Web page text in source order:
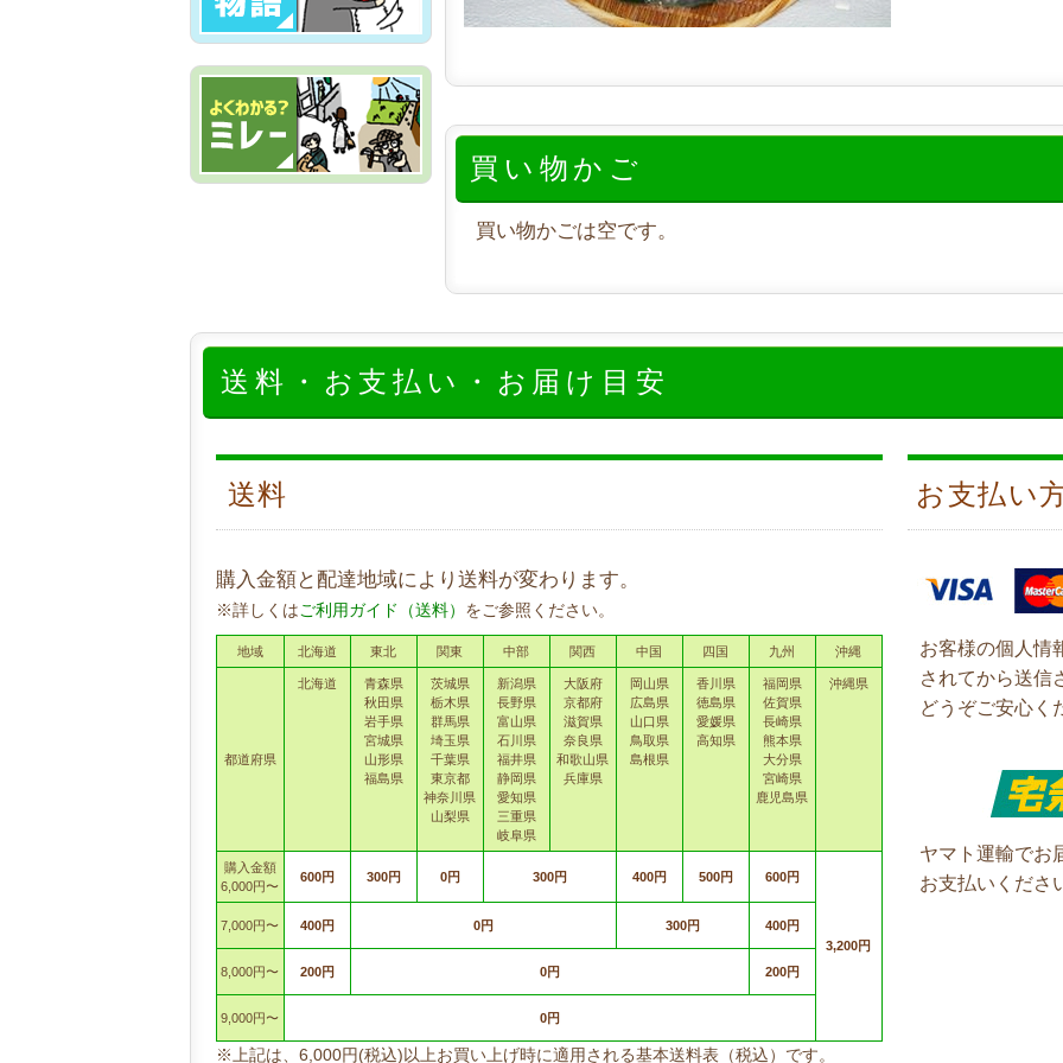
買い物かご
買い物かごは空です。
送料・お支払い・お届け目安
送料
購入金額と配達地域により送料が変わります。
※詳しくはご利用ガイド（送料） をご参照ください。
地域 北海道 東北 関東 中部 関西 中国 四国 九州 沖縄
都道府県
北海道
青森県
秋田県
岩手県
宮城県
山形県
福島県
茨城県
栃木県
群馬県
埼玉県
千葉県
東京都
神奈川県
山梨県
新潟県
長野県
富山県
石川県
福井県
静岡県
愛知県
三重県
岐阜県
大阪府
京都府
滋賀県
奈良県
和歌山県
兵庫県
岡山県
広島県
山口県
鳥取県
島根県
香川県
徳島県
愛媛県
高知県
福岡県
佐賀県
長崎県
熊本県
大分県
宮崎県
鹿児島県
沖縄県
購入金額
6,000円〜
600円 300円 0円 300円 400円 500円 600円
3,200円
7,000円〜 400円 0円 300円 400円
8,000円〜 200円 0円 200円
9,000円〜 0円
※上記は、6,000円(税込)以上お買い上げ時に適用される基本送料表（税込）です。
お支払い
お客様の個人情
されてから送信
どうぞご安心く
ヤマト運輸でお
お支払いくださ